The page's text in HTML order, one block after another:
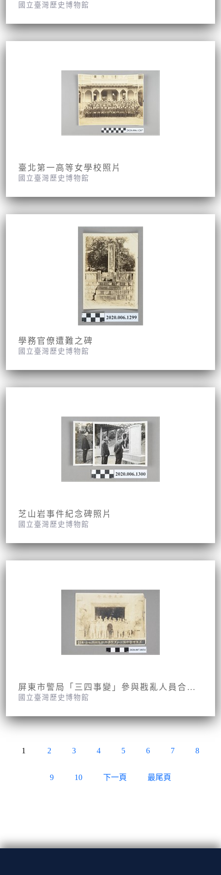
國立臺灣歷史博物館
臺北第一高等女學校照片
國立臺灣歷史博物館
學務官僚遭難之碑
國立臺灣歷史博物館
芝山岩事件紀念碑照片
國立臺灣歷史博物館
屏東市警局「三四事變」參與戡亂人員合影照片
國立臺灣歷史博物館
1 2 3 4 5 6 7 8
9 10 下一頁 最尾頁